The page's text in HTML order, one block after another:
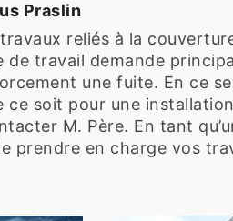
Praslin
reliés à la
travail demande
une fuite. En ce
soit pour une
M. Père. En tant
prendre en charge vos